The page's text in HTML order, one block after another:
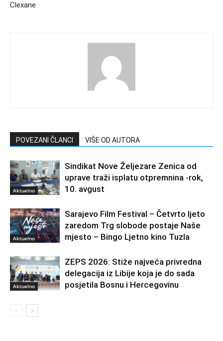
Clexane
POVEZANI ČLANCI VIŠE OD AUTORA
Aktuelno
Sindikat Nove Željezare Zenica od
uprave traži isplatu otpremnina -rok,
10. avgust
Aktuelno
Sarajevo Film Festival – Četvrto ljeto
zaredom Trg slobode postaje Naše
mjesto – Bingo Ljetno kino Tuzla
Aktuelno
ZEPS 2026: Stiže najveća privredna
delegacija iz Libije koja je do sada
posjetila Bosnu i Hercegovinu